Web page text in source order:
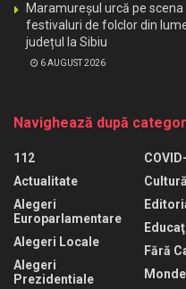
Maramureșul urcă pe
festivaluri de folclor din
județul la Sibiu
6 AUGUST 2026
Navighează după
112
Actualitate
Alegeri
Europarlamentare
Alegeri Locale
Alegeri
Prezidentiale
Cultură
Fără